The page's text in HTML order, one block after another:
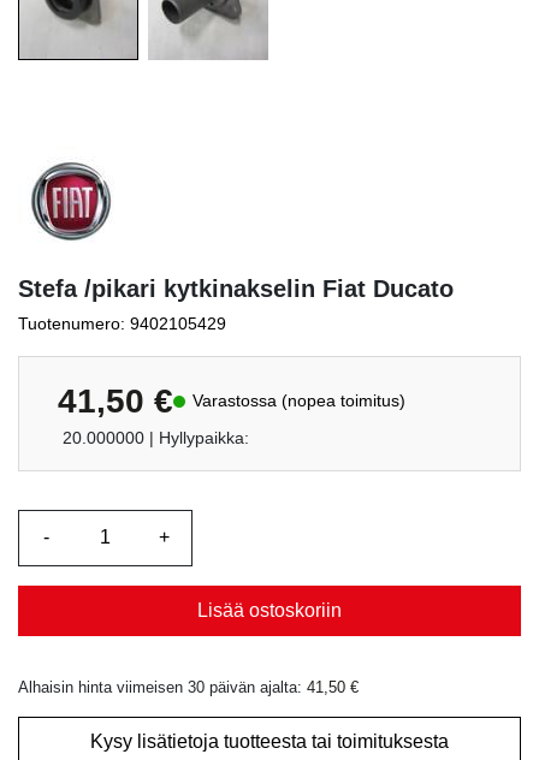
Stefa /pikari kytkinakselin Fiat Ducato
Tuotenumero: 9402105429
41,50 € Varastossa (nopea toimitus)
20.000000 | Hyllypaikka:
Lisää ostoskoriin
Alhaisin hinta viimeisen 30 päivän ajalta: 41,50 €
Kysy lisätietoja tuotteesta tai toimituksesta